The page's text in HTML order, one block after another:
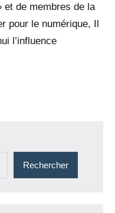
et de membres de la
pour le numérique, Il
l’influence
Rechercher